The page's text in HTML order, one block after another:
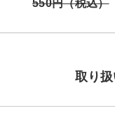
550円（税込）
取り